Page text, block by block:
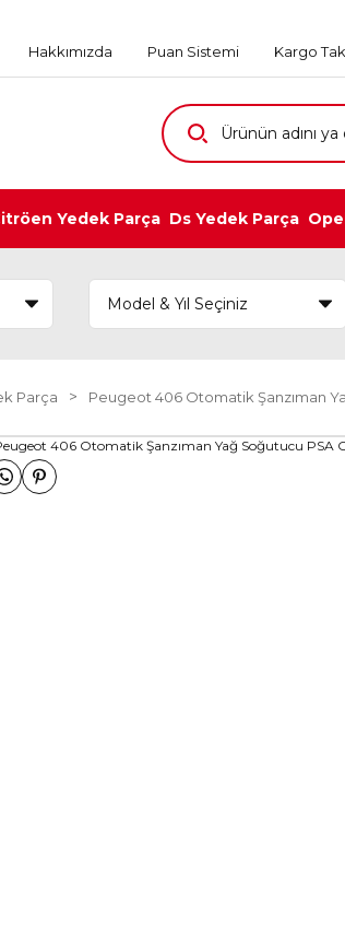
Hakkımızda Puan Sistemi Kargo
Yedek Parça Ds Yedek Parça
Parça Peugeot 406 Otomatik Şanzıman